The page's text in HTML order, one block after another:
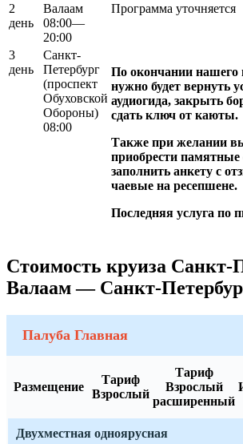
2
день
Валаам
08:00—
20:00
Программа уточняется
3
день
Санкт-
Петербург
(проспект
Обуховской
Обороны)
08:00
По окончании нашего
нужно будет вернуть
аудиогида, закрыть
сдать ключ от каюты.
Также при желании
приобрести
заполнить анкету с
чаевые на ресепшене.
Последняя услуга по
Стоимость круиза Санкт-
Валаам — Санкт-
Палуба Главная
Размещение
Тариф
Взрослый
Тариф
Взрослый
расширенный
Двухместная одноярусная